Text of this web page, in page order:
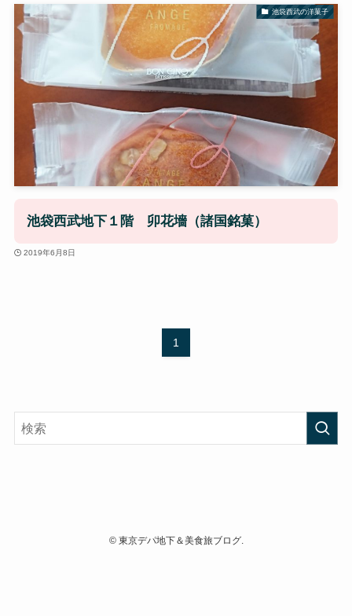
池袋西武の洋菓子
池袋西武地下１階 卯花墻（諸国銘菓）
2019年6月8日
1
©東京デパ地下＆美食旅ブログ.